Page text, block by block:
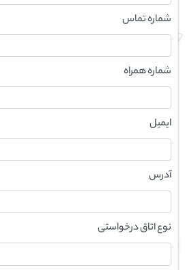
شماره تماس
شماره همراه
ایمیل
آدرس
نوع اتاق درخواستی